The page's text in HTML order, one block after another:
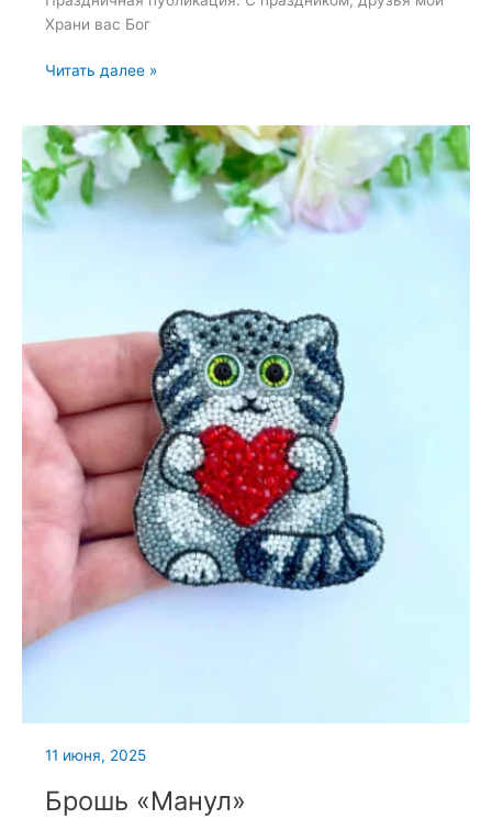
Храни вас Бог
Праздничная
12
июня
2025
Читать далее »
11 июня, 2025
Брошь «Манул»